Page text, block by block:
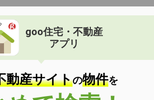
goo住宅・不動産
アプリ
動産サイトの物件を